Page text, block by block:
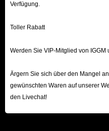
Verfügung.
Toller Rabatt
Werden Sie VIP-Mitglied von
Ärgern Sie sich über den Mangel
gewünschten Waren auf unserer
den Livechat!